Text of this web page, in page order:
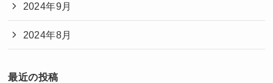
2024年9月
2024年8月
最近の投稿